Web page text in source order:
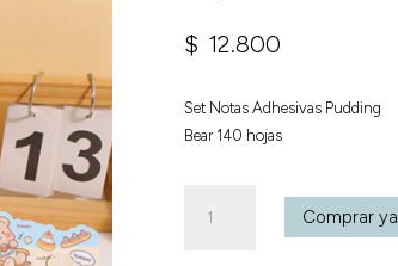
$ 12.800
Set Notas Adhesivas Pudding
Bear 140 hojas
Notas
Comprar ya